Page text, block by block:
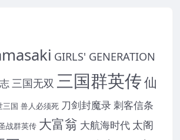
GIRLS' GENERATION
三国无双 三国群英传仙
三国 兽人必须死 刀剑封魔录刺客信条
战群英传 大富翁 大航海时代 太阁